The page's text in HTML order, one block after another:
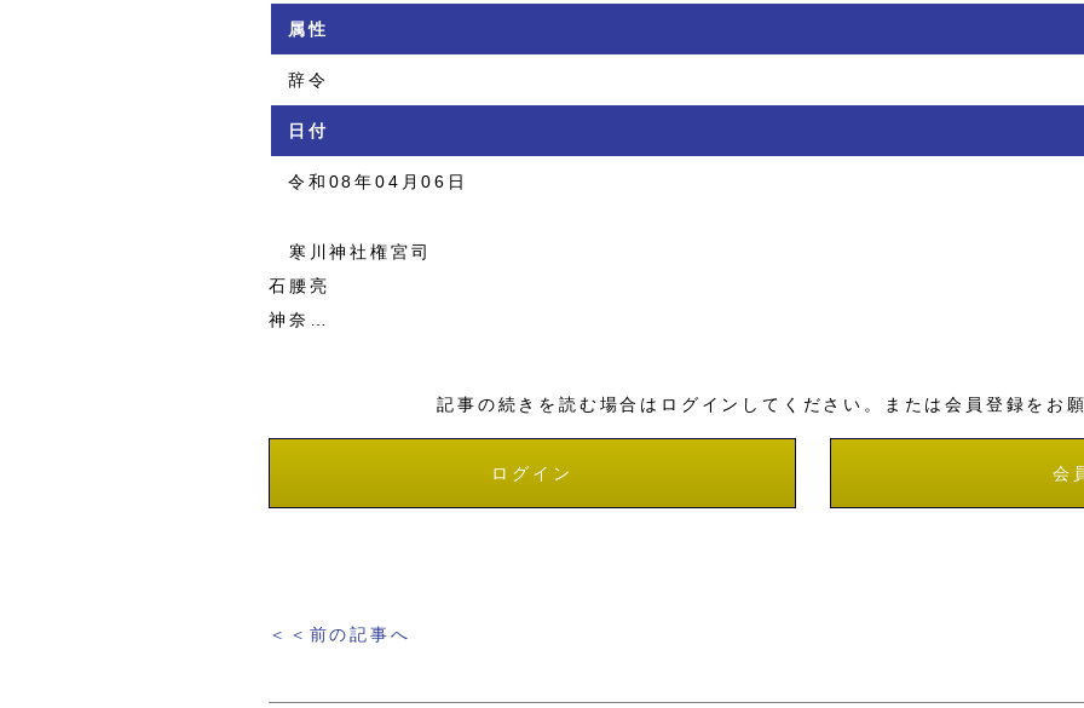
属性
辞令
日付
令和08年04月06日
寒川神社権宮司
石腰亮
神奈…
記事の続きを読む場合はログインしてください。または会員登録をお
ログイン 会
＜＜前の記事へ